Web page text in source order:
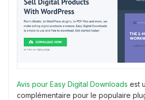
Avis pour Easy Digital Downloads est
complémentaire pour le populaire